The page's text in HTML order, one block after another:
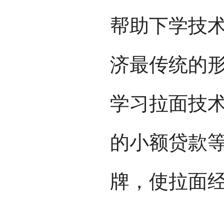
帮助下学技
济最传统的
学习拉面技
的小额贷款
牌，使拉面